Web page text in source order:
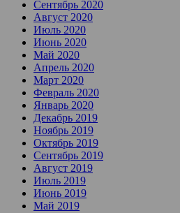
Сентябрь 2020
Август 2020
Июль 2020
Июнь 2020
Май 2020
Апрель 2020
Март 2020
Февраль 2020
Январь 2020
Декабрь 2019
Ноябрь 2019
Октябрь 2019
Сентябрь 2019
Август 2019
Июль 2019
Июнь 2019
Май 2019